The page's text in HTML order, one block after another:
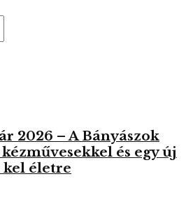
2026 – A Bányászok
és egy új
kel életre